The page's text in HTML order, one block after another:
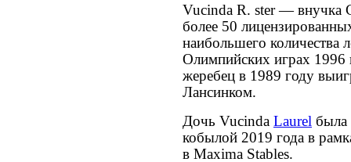
Vucinda R. ster — внучка
более 50
наибольшего количества
Олимпийских играх 1996
жеребец в 1989 году
Лансинком.
Дочь Vucinda Laurel была
кобылой 2019 года в
в Maxima Stables.